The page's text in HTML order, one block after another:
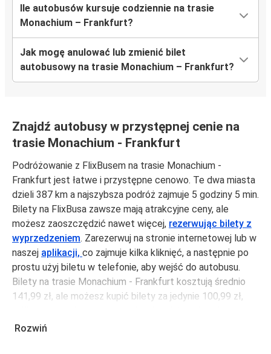
Ile autobusów kursuje codziennie na trasie
Monachium – Frankfurt?
Jak mogę anulować lub zmienić bilet
autobusowy na trasie Monachium – Frankfurt?
Znajdź autobusy w przystępnej cenie na
trasie Monachium - Frankfurt
Podróżowanie z FlixBusem na trasie Monachium -
Frankfurt jest łatwe i przystępne cenowo. Te dwa miasta
dzieli 387 km a najszybsza podróż zajmuje 5 godziny 5 min.
Bilety na FlixBusa zawsze mają atrakcyjne ceny, ale
możesz zaoszczędzić nawet więcej, rezerwując bilety z
wyprzedzeniem. Zarezerwuj na stronie internetowej lub w
naszej aplikacji, co zajmuje kilka kliknięć, a następnie po
prostu użyj biletu w telefonie, aby wejść do autobusu.
Bilety na trasie Monachium - Frankfurt kosztują średnio
141,99 zł, ale możesz kupić bilety za jedynie 100,99 zł,
unikając weekendów i świąt. Aby podróżować szybko,
Rozwiń